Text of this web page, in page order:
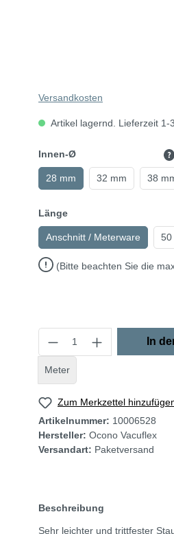
Versandkosten
Artikel lagernd. Lieferzeit 1-
Innen-Ø
28 mm 32 mm 38
Länge
Anschnitt / Meterware 50
(Bitte beachten Sie die
Meter
In
Zum Merkzettel
Artikelnummer: 10006528
Hersteller: Ocono Vacuflex
Versandart: Paketversand
Beschreibung
Sehr leichter und trittfester